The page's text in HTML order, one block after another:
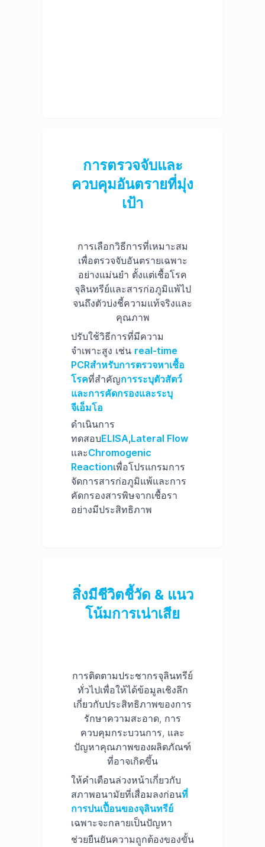
การตรวจจับและ
ควบคุมอันตรายที่มุ่ง
เป้า
การเลือกวิธีการที่เหมาะสม
เพื่อตรวจจับอันตรายเฉพาะ
อย่างแม่นยำ ตั้งแต่เชื้อโรค
จุลินทรีย์และสารก่อภูมิแพ้ไป
จนถึงตัวบ่งชี้ความแท้จริงและ
คุณภาพ
ปรับใช้วิธีการที่มีความ
จำเพาะสูง เช่น real-time
PCRสำหรับการตรวจหาเชื้อ
โรคที่สำคัญการระบุตัวสัตว์
และการคัดกรองและระบุ
จีเอ็มโอ
ดำเนินการ
ทดสอบELISA,Lateral Flow
และChromogenic
Reactionเพื่อโปรแกรมการ
จัดการสารก่อภูมิแพ้และการ
คัดกรองสารพิษจากเชื้อรา
อย่างมีประสิทธิภาพ
สิ่งมีชีวิตชี้วัด & แนว
โน้มการเน่าเสีย
การติดตามประชากรจุลินทรีย์
ทั่วไปเพื่อให้ได้ข้อมูลเชิงลึก
เกี่ยวกับประสิทธิภาพของการ
รักษาความสะอาด, การ
ควบคุมกระบวนการ, และ
ปัญหาคุณภาพของผลิตภัณฑ์
ที่อาจเกิดขึ้น
ให้คำเตือนล่วงหน้าเกี่ยวกับ
สภาพอนามัยที่เสื่อมลงก่อนที่
การปนเปื้อนของจุลินทรีย์
เฉพาะจะกลายเป็นปัญหา
ช่วยยืนยันความถูกต้องของขั้น